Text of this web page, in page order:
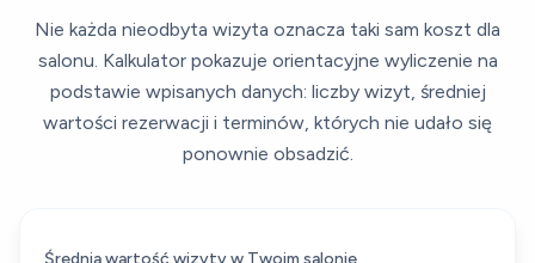
Nie każda nieodbyta wizyta oznacza taki sam koszt dla
salonu. Kalkulator pokazuje orientacyjne wyliczenie na
podstawie wpisanych danych: liczby wizyt, średniej
wartości rezerwacji i terminów, których nie udało się
ponownie obsadzić.